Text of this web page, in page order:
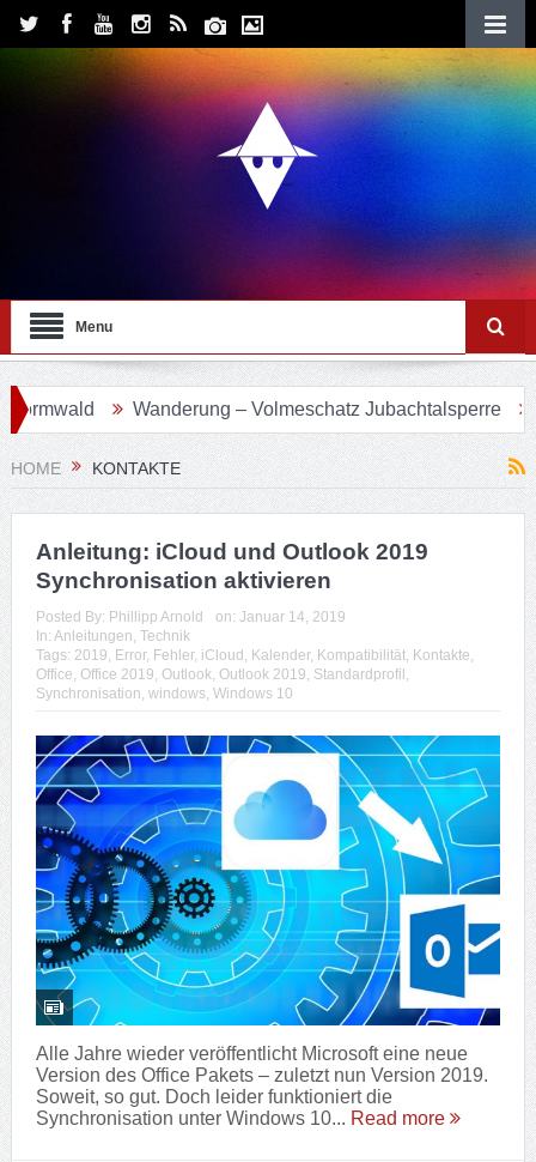
Menu
Wanderung – Volmeschatz Jubachtalsperre
HOME KONTAKTE
Anleitung: iCloud und Outlook 2019
Synchronisation aktivieren
Posted By: Phillipp Arnold on: Januar 14, 2019
In: Anleitungen Technik
Tags: 2019 Error, Fehler, iCloud Kalender, Kompatibilität, Kontakte
Office Office 2019 Outlook, Outlook 2019 Standardprofil
Synchronisation windows, Windows 10
Alle Jahre wieder veröffentlicht Microsoft eine neue
Version des Office Pakets – zuletzt nun Version 2019.
Soweit, so gut. Doch leider funktioniert die
Synchronisation unter Windows 10... Read more